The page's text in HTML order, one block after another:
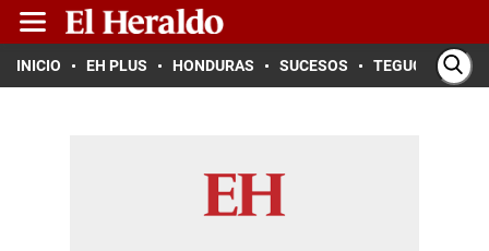
INICIO EH PLUS HONDURAS SUCESOS TEGUCIGALPA